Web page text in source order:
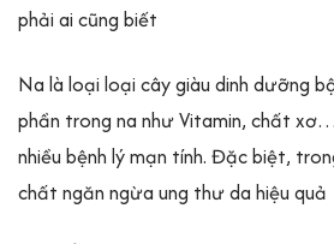
phải ai cũng biết
Na là loại loại cây giàu dinh dưỡng
phần trong na như Vitamin, chất
nhiều bệnh lý mạn tính. Đặc biệt,
chất ngăn ngừa ung thư da hiệu quả